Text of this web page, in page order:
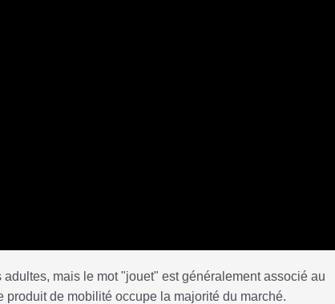
mais le mot "jouet" est généralement associé au
de mobilité occupe la majorité du marché.